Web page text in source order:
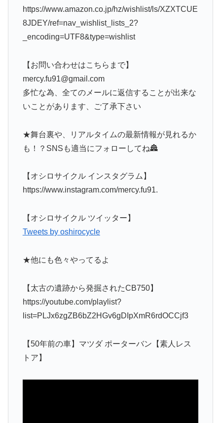
https://www.amazon.co.jp/hz/wishlist/ls/XZXTCUE
8JDEY/ref=nav_wishlist_lists_2?
_encoding=UTF8&type=wishlist
【お問い合わせはこちらまで】
mercy.fu91@gmail.com
多忙な為、全てのメールに返信することが出来な
いことがあります、ご了承下さい
★舞台裏や、リアルタイムの最新情報が見れるか
も！？SNSも適当にフォローしてね🏯
【オシロサイクル インスタグラム】
https://www.instagram.com/mercy.fu91.
【オシロサイクル ツイッター】
Tweets by oshirocycle
★他にも色々やってるよ
【太古の遺跡から発掘されたCB750】
https://youtube.com/playlist?
list=PLJx6zgZB6bZ2HGv6gDIpXmR6rdOCCjf3
【50年前の車】マツダ ポーターバン【素人レス
トア】